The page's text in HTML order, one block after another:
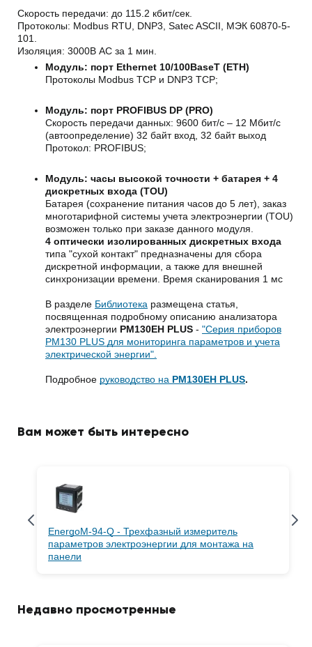
Скорость передачи: до 115.2 кбит/сек.
Протоколы: Modbus RTU, DNP3, Satec ASCII, МЭК 60870-5-
101.
Изоляция: 3000В AC за 1 мин.
Модуль: порт Ethernet 10/100BaseT (ETH)
Протоколы Modbus TCP и DNP3 TCP;
Модуль: порт PROFIBUS DP (PRO)
Скорость передачи данных: 9600 бит/с – 12 Мбит/с
(автоопределение) 32 байт вход, 32 байт выход
Протокол: PROFIBUS;
Модуль: часы высокой точности + батарея + 4
дискретных входа (TOU)
Батарея (сохранение питания часов до 5 лет), заказ
многотарифной системы учета электроэнергии (TOU)
возможен только при заказе данного модуля.
4 оптически изолированных дискретных входа
типа "сухой контакт" предназначены для сбора
дискретной информации, а также для внешней
синхронизации времени. Время сканирования 1 мс
В разделе Библиотека размещена статья,
посвященная подробному описанию анализатора
электроэнергии PM130EH PLUS - "Серия приборов
PM130 PLUS для мониторинга параметров и учета
электрической энергии".
Подробное руководство на PM130EH PLUS.
Вам может быть интересно
EnergoM-94-Q - Трехфазный измеритель
параметров электроэнергии для монтажа на
панели
Недавно просмотренные